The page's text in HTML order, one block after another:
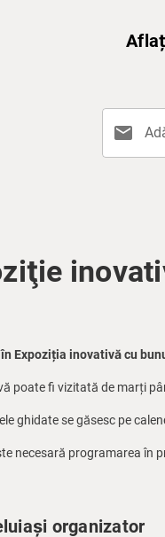
mail
în Expoziția inovativă cu
poate fi vizitată de marți
ghidate se găsesc pe
necesară programarea în
organizator